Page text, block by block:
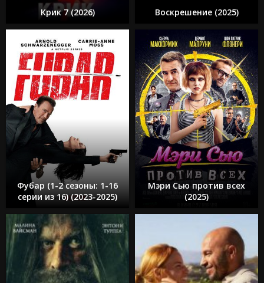
Крик 7 (2026) Воскрешение (2025)
Фубар (1-2 сезоны: 1-16
серии из 16) (2023-2025)
Мэри Сью против всех
(2025)